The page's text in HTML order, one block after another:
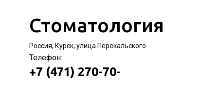
Стоматология
Россия, Курск, улица Перекальского
Телефон:
+7 (471) 270-70-